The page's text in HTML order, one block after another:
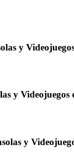
y
y
y